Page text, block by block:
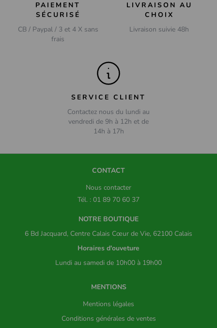
PAIEMENT
SÉCURISÉ
CB / Paypal / 3 et 4 X sans
frais
LIVRAISON AU
CHOIX
Livraison suivie 48h
SERVICE CLIENT
Contactez nous du lundi au
vendredi de 9h à 12h et de
14h à 17h
CONTACT
Nous contacter
Tél. : 01 89 70 60 37
NOTRE BOUTIQUE
6 Bd Jacquard, Centre Calais Cœur de Vie, 62100 Calais
Horaires d'ouveture
Lundi au samedi de 10h00 à 19h00
MENTIONS
Mentions légales
Conditions générales de ventes